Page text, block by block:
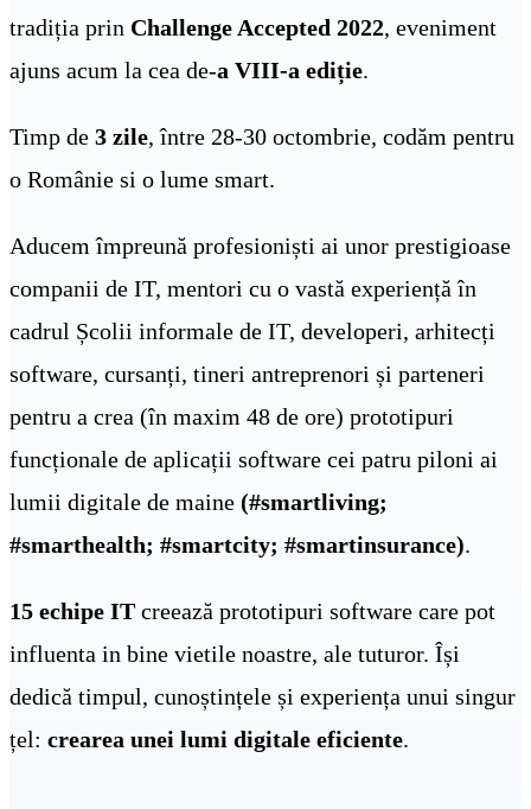
tradiția prin Challenge Accepted 2022, eveniment
ajuns acum la cea de-a VIII-a ediție.
Timp de 3 zile, între 28-30 octombrie, codăm pentru
o Românie si o lume smart.
Aducem împreună profesioniști ai unor prestigioase
companii de IT, mentori cu o vastă experiență în
cadrul Școlii informale de IT, developeri, arhitecți
software, cursanți, tineri antreprenori și parteneri
pentru a crea (în maxim 48 de ore) prototipuri
funcționale de aplicații software cei patru piloni ai
lumii digitale de maine (#smartliving;
#smarthealth; #smartcity; #smartinsurance).
15 echipe IT creează prototipuri software care pot
influenta in bine vietile noastre, ale tuturor. Își
dedică timpul, cunoștințele și experiența unui singur
țel: crearea unei lumi digitale eficiente.